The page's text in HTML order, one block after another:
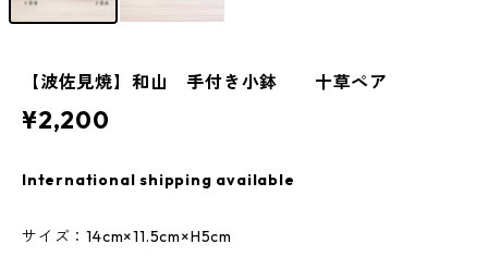
【波佐見焼】和山 手付き小鉢 十草ペア
¥2,200
International shipping available
サイズ：14cm×11.5cm×H5cm